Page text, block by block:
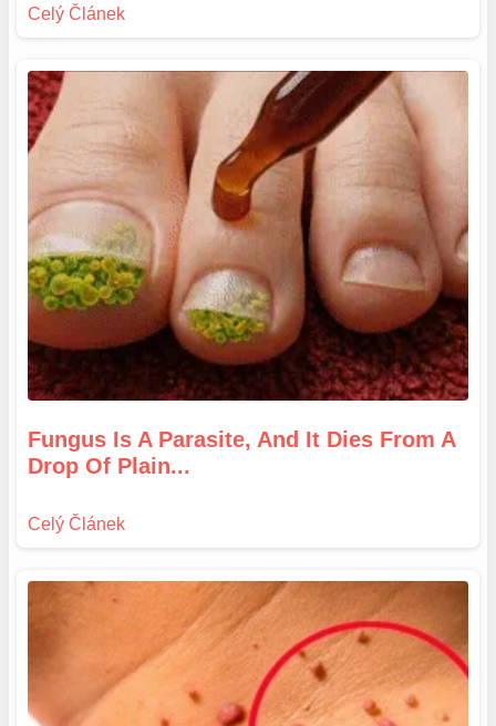
Fungus Is A Parasite, And It Dies From A
Drop Of Plain...